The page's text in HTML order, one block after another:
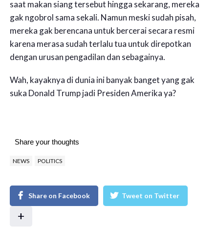
saat makan siang tersebut hingga sekarang, mereka
gak ngobrol sama sekali. Namun meski sudah pisah,
mereka gak berencana untuk bercerai secara resmi
karena merasa sudah terlalu tua untuk direpotkan
dengan urusan pengadilan dan sebagainya.
Wah, kayaknya di dunia ini banyak banget yang gak
suka Donald Trump jadi Presiden Amerika ya?
Share your thoughts
NEWS POLITICS
Share on Facebook Tweet on Twitter
+